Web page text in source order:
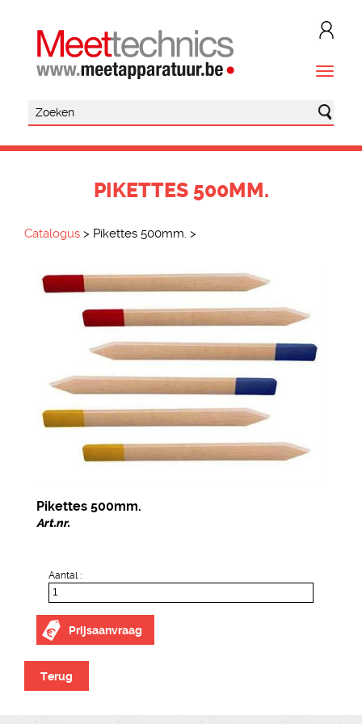
PIKETTES 500MM.
Catalogus > Pikettes 500mm. >
Pikettes 500mm.
Art.nr.
Aantal :
Prijsaanvraag
Terug